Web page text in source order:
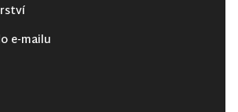
e-mailu